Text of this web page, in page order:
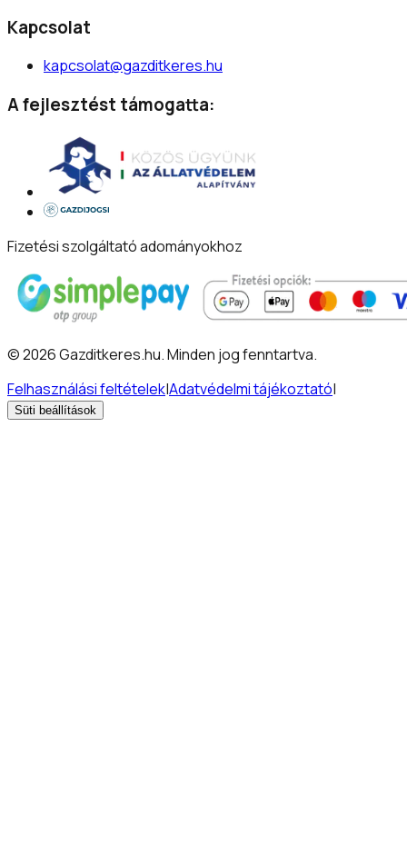
Kapcsolat
kapcsolat@gazditkeres.hu
A fejlesztést támogatta:
Fizetési szolgáltató adományokhoz
©2026Gazditkeres.hu.Minden jog fenntartva.
Felhasználási feltételek|Adatvédelmi tájékoztató|
Süti beállítások